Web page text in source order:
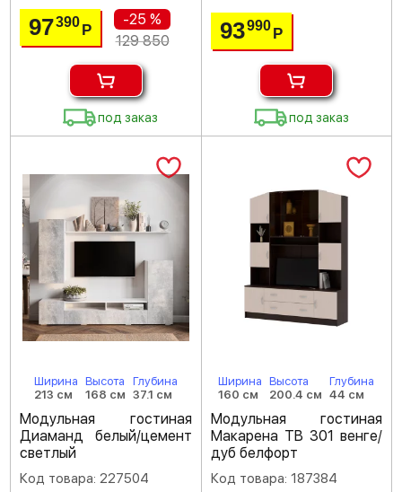
97390Р
-25 %
129 850
под заказ
93990 Р
под заказ
Ширина
213 см
Высота
168 см
Глубина
37.1 см
Модульная гостиная
Диаманд белый/цемент
светлый
Код товара: 227504
Ширина
160 см
Высота
200.4 см
Глубина
44 см
Модульная гостиная
Макарена ТВ 301 венге/
дуб белфорт
Код товара: 187384